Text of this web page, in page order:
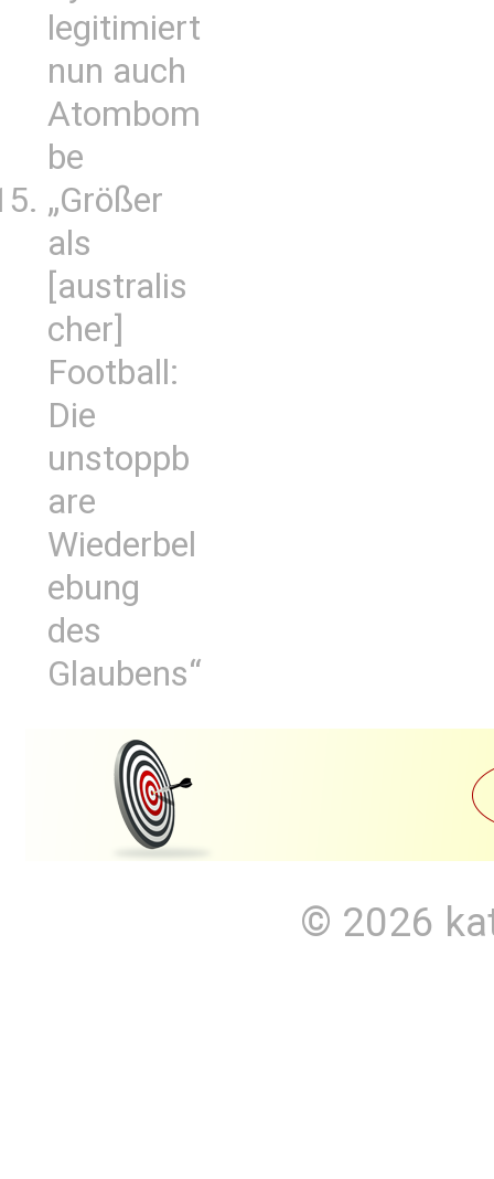
legitimiert
nun auch
Atombom
be
„Größer
als
[australis
cher]
Football:
Die
unstoppb
are
Wiederbel
ebung
des
Glaubens“
© 2026